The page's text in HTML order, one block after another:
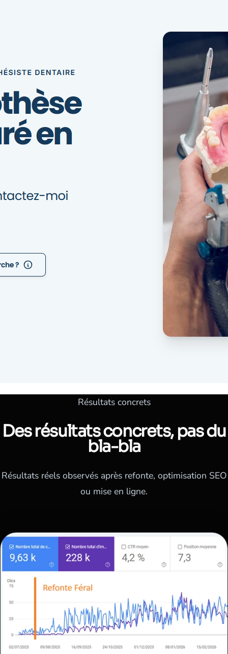
Résultats concrets
Des résultats concrets, pas du
bla-bla
Résultats réels observés après refonte, optimisation SEO
ou mise en ligne.